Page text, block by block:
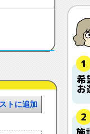
トに追加